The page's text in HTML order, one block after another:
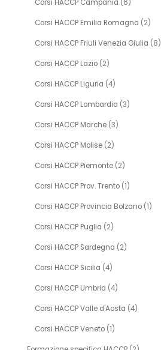
Corsi HACCP Campania (6)
Corsi HACCP Emilia Romagna (2)
Corsi HACCP Friuli Venezia Giulia (8)
Corsi HACCP Lazio (2)
Corsi HACCP Liguria (4)
Corsi HACCP Lombardia (3)
Corsi HACCP Marche (3)
Corsi HACCP Molise (2)
Corsi HACCP Piemonte (2)
Corsi HACCP Prov. Trento (1)
Corsi HACCP Provincia Bolzano (1)
Corsi HACCP Puglia (2)
Corsi HACCP Sardegna (2)
Corsi HACCP Sicilia (4)
Corsi HACCP Umbria (4)
Corsi HACCP Valle d'Aosta (4)
Corsi HACCP Veneto (1)